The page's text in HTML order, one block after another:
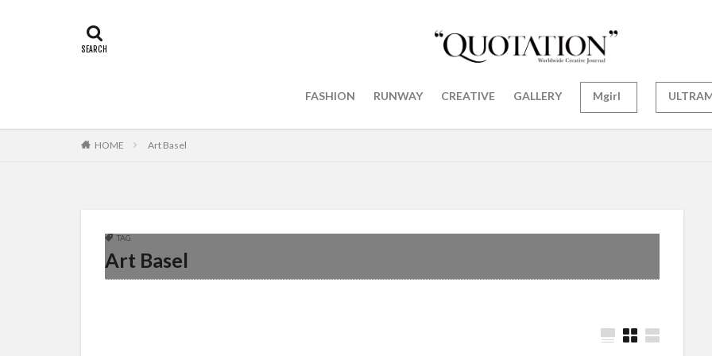
FASHION RUNWAY CREATIVE GALLERY Mgirl
HOME Art Basel
TAG
Art Basel